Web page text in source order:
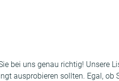
bei uns genau richtig! Unsere
ausprobieren sollten. Egal, ob